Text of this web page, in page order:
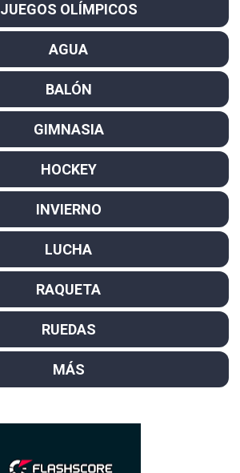
JUEGOS OLÍMPICOS
AGUA
BALÓN
GIMNASIA
HOCKEY
INVIERNO
LUCHA
RAQUETA
RUEDAS
MÁS